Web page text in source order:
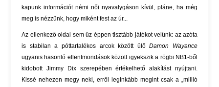
kapunk információt némi női nyavalygáson kívül, pláne, ha még
meg is nézzünk, hogy miként fest az úr...
Az ellenkező oldal sem űz éppen tisztább játékot velünk: az azóta
is stabilan a póttartalékos arcok között ülőDamon Wayance
ugyanis hasonló ellentmondások között igyekszik a rögbi NB1-ből
kidobott Jimmy Dix szerepében értékelhető alakítást nyújtani.
Kissé nehezen megy neki, erről leginkább megint csak a „millió